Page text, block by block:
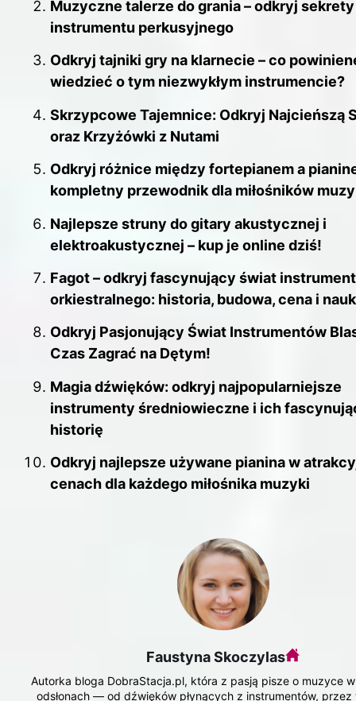
Muzyczne talerze do grania – odkryj sekrety
instrumentu perkusyjnego
Odkryj tajniki gry na klarnecie – co
wiedzieć o tym niezwykłym instrumencie?
Skrzypcowe Tajemnice: Odkryj Najcieńszą
oraz Krzyżówki z Nutami
Odkryj różnice między fortepianem a
kompletny przewodnik dla miłośników
Najlepsze struny do gitary akustycznej i
elektroakustycznej – kup je online dziś!
Fagot – odkryj fascynujący świat
orkiestralnego: historia, budowa, cena i
Odkryj Pasjonujący Świat Instrumentów
Czas Zagrać na Dętym!
Magia dźwięków: odkryj najpopularniejsze
instrumenty średniowieczne i ich
historię
Odkryj najlepsze używane pianina w
cenach dla każdego miłośnika muzyki
Faustyna Skoczylas
Autorka bloga DobraStacja.pl, która z pasją pisze o muzyce
odsłonach — od dźwięków płynących z instrumentów,